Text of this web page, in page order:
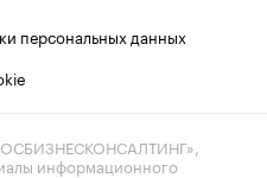
персональных данных
информационного